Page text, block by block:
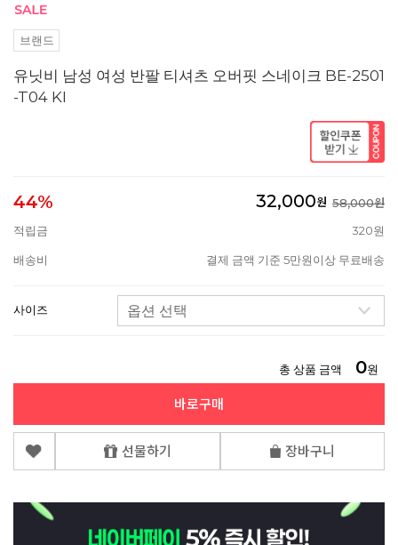
브랜드
유닛비 남성 여성 반팔 티셔츠 오버핏 스네이크 BE-2501
-T04 KI
44% 32,000원 58,000원
적립금
320원
배송비 결제 금액 기준 5만원이상 무료배송
사이즈
총 상품 금액 0원
바로구매
선물하기 장바구니